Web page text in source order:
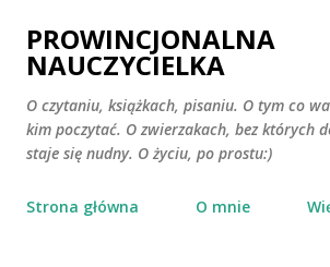
Przejdź do głównej
PROWINCJONALNA
NAUCZYCIELKA
O czytaniu, książkach, pisaniu. O tym co
kim poczytać. O zwierzakach, bez których
staje się nudny. O życiu, po prostu:)
Strona główna O mnie